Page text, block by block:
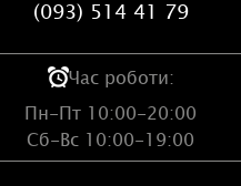
(093) 514 41 79
Час роботи:
Пн-Пт 10:00-20:00
Сб-Вс 10:00-19:00